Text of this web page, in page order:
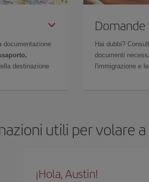
documentazione
destinazione
Hai dubbi?
documenti
l'immigrazione e
utili per volare
¡Hola, Austin!